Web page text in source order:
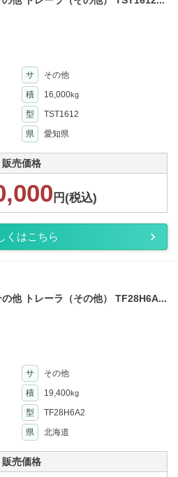
サ
その他
積 16,000kg
型
TST1612
県 愛知県
販売価格
円(税込)
くはこちら
他 トレーラ（その他） TF28H6A...
サ
その他
積 19,400kg
型
TF28H6A2
県 北海道
販売価格